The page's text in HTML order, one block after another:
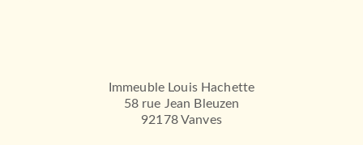
Immeuble Louis Hachette
58 rue Jean Bleuzen
92178 Vanves